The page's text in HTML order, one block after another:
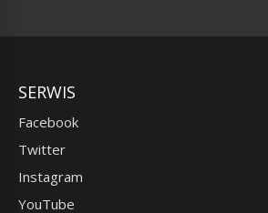
SERWIS
Facebook
Twitter
Instagram
YouTube